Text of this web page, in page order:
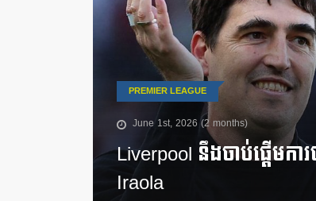
PREMIER LEAGUE
June 1st, 2026 (2 months)
Liverpool នឹងចាប់ផ្តើមកា
Iraola